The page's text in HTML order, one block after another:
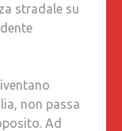
stradale su
non passa
Ad